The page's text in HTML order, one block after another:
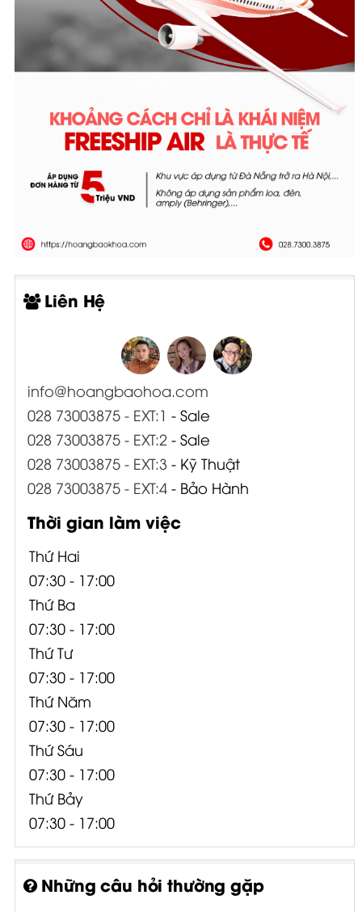
Liên Hệ
info@hoangbaohoa.com
028 73003875 - EXT:1 - Sale
028 73003875 - EXT:2- Sale
028 73003875 - EXT:3 - Kỹ Thuật
028 73003875 - EXT:4- Bảo Hành
Thời gian làm việc
Thứ Hai
07:30 - 17:00
Thứ Ba
07:30 - 17:00
Thứ Tư
07:30 - 17:00
Thứ Năm
07:30 - 17:00
Thứ Sáu
07:30 - 17:00
Thứ Bảy
07:30 - 17:00
Những câu hỏi thường gặp